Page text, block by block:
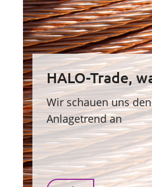
HALO-Trade,
Wir schauen uns
Anlagetrend an